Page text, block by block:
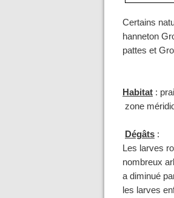
Certains
hanneton
pattes et
Habitat :
zone
Dégâts :
Les larves
nombreux
a diminué
les larves